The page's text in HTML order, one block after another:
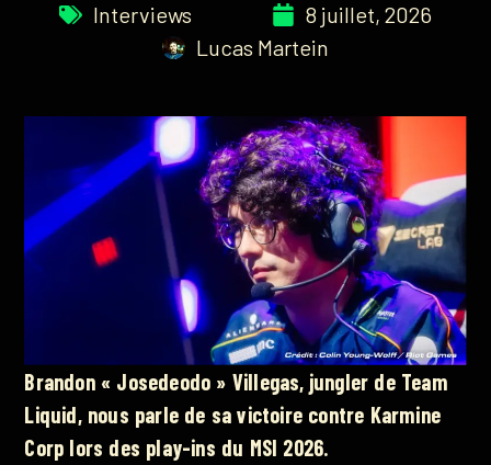
Interviews
8 juillet, 2026
Lucas Martein
Brandon « Josedeodo » Villegas, jungler de Team
Liquid, nous parle de sa victoire contre Karmine
Corp lors des play-ins du MSI 2026.